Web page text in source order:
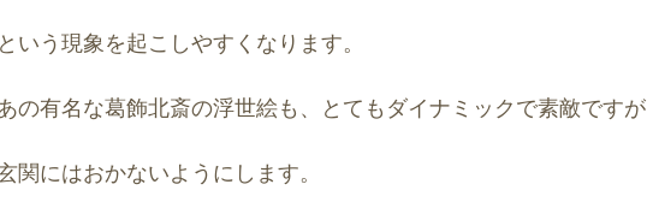
という現象を起こしやすくなります。
の有名な葛飾北斎の浮世絵も、とてもダイナミックで素敵ですが
関にはおかないようにします。